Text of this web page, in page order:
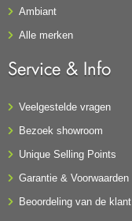
Ambiant
Alle merken
Service & Info
Veelgestelde vragen
Bezoek showroom
Unique Selling Points
Garantie & Voorwaarden
Beoordeling van de klant